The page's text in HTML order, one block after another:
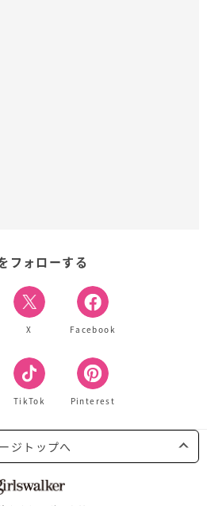
フォローする
X Facebook
TikTok Pinterest
ジトップへ